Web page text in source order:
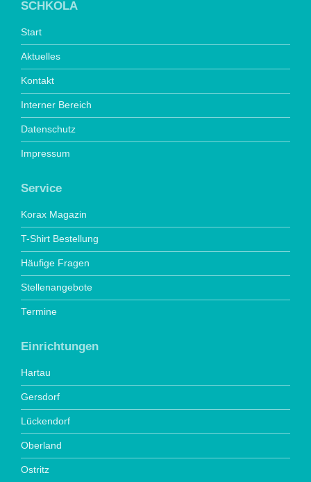
SCHKOLA
Start
Aktuelles
Kontakt
Interner Bereich
Datenschutz
Impressum
Service
Korax Magazin
T-Shirt Bestellung
Häufige Fragen
Stellenangebote
Termine
Einrichtungen
Hartau
Gersdorf
Lückendorf
Oberland
Ostritz